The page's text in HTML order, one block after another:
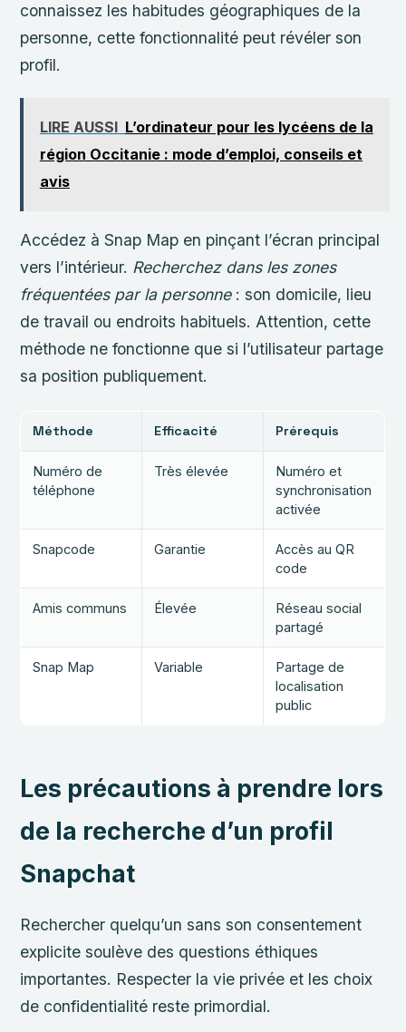
connaissez les habitudes géographiques de la
personne, cette fonctionnalité peut révéler son
profil.
LIRE AUSSI L’ordinateur pour les lycéens de la
région Occitanie : mode d’emploi, conseils et
avis
Accédez à Snap Map en pinçant l’écran principal
vers l’intérieur. Recherchez dans les zones
fréquentées par la personne: son domicile, lieu
de travail ou endroits habituels. Attention, cette
méthode ne fonctionne que si l’utilisateur partage
sa position publiquement.
Méthode Efficacité Prérequis
Numéro de
téléphone
Très élevée
Numéro et
synchronisation
activée
Snapcode Garantie
Accès au QR
code
Amis communs Élevée
Réseau social
partagé
Snap Map Variable
Partage de
localisation
public
Les précautions à prendre lors
de la recherche d’un profil
Snapchat
Rechercher quelqu’un sans son consentement
explicite soulève des questions éthiques
importantes. Respecter la vie privée et les choix
de confidentialité reste primordial.